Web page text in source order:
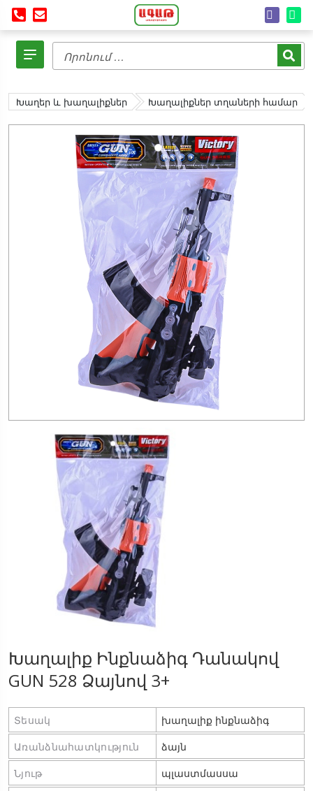
Խաղեր և խաղալիքներ Խաղալիքներ տղաների համար
Խաղալիք Ինքնաձիգ Դանակով
GUN 528 Ձայնով 3+
Տեսակ
խաղալիք ինքնաձիգ
Առանձնահատկություն
ձայն
Նյութ
պլաստմասսա